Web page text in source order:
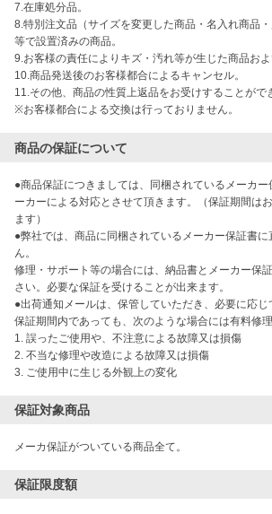
7.在庫処分品。
8.特別注文品（サイズを変更した商品・名入れ商品
等で設置済みの商品。
9.お客様の責任によりキズ・汚れ等が生じた商品およ
10.商品発送後のお客様都合によるキャンセル。
11.その他、商品の性質上返品をお受けすることがで
※お客様都合による交換は行っておりません。
商品の保証について
●商品保証につきましては、同梱されているメーカー
ーカーによる対応とさせて頂きます。（保証期間は
ます）
●弊社では、商品に同梱されているメーカー保証書
ん。
修理・サポート等の場合には、納品書とメーカー保
さい。必要な保証を受けることが出来ます。
●出荷通知メールは、保管していただき、必要に応じ
保証期間内であっても、次のような場合には有料修
1. 誤ったご使用や、不注意による故障又は損傷
2. 不当な修理や改造による故障又は損傷
3. ご使用中に生じる外観上の変化
保証対象商品
メーカ保証がついている商品全て。
保証限度額